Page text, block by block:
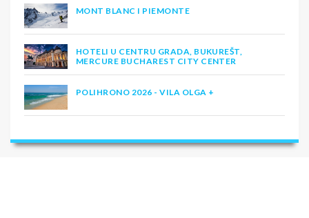
MONT BLANC I PIEMONTE
HOTELI U CENTRU GRADA, BUKUREŠT,
MERCURE BUCHAREST CITY CENTER
POLIHRONO 2026 - VILA OLGA +